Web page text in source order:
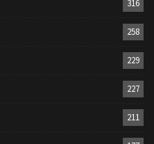
316
258
229
227
211